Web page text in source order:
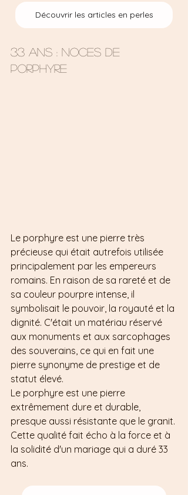
Découvrir les articles en perles
33 ans : Noces de
porphyre
Le porphyre est une pierre très
précieuse qui était autrefois utilisée
principalement par les empereurs
romains. En raison de sa rareté et de
sa couleur pourpre intense, il
symbolisait le pouvoir, la royauté et la
dignité. C'était un matériau réservé
aux monuments et aux sarcophages
des souverains, ce qui en fait une
pierre synonyme de prestige et de
statut élevé.
Le porphyre est une pierre
extrêmement dure et durable,
presque aussi résistante que le granit.
Cette qualité fait écho à la force et à
la solidité d'un mariage qui a duré 33
ans.